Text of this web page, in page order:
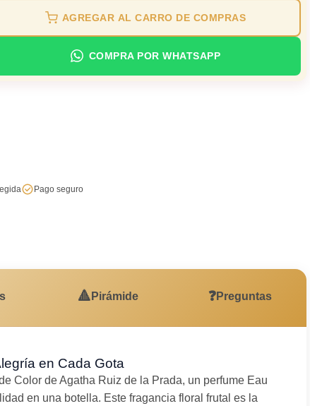
AGREGAR AL CARRO DE COMPRAS
COMPRA POR WHATSAPP
Pago seguro
🔺 Pirámide ❓Preguntas
en Cada Gota
Color de Agatha Ruiz de la Prada, un perfume Eau
en una botella. Este fragancia floral frutal es la